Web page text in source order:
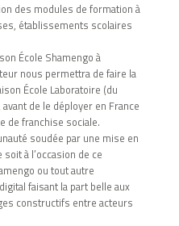
des modules de formation à
établissements scolaires
École Shamengo à
nous permettra de faire la
École Laboratoire (du
de le déployer en France
de franchise sociale.
soudée par une mise en
à l’occasion de ce
ou tout autre
faisant la part belle aux
constructifs entre acteurs